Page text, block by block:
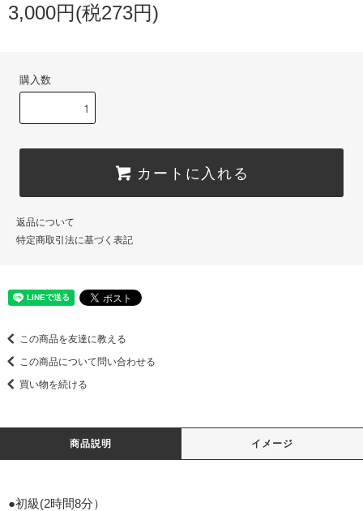
3,000円(税273円)
購入数
カートに入れる
返品について
特定商取引法に基づく表記
この商品を友達に教える
この商品について問い合わせる
買い物を続ける
商品説明 イメージ
●初級(2時間8分）